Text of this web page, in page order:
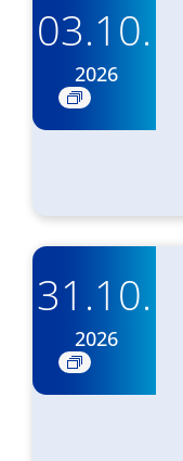
03.10.
2026
31.10.
2026